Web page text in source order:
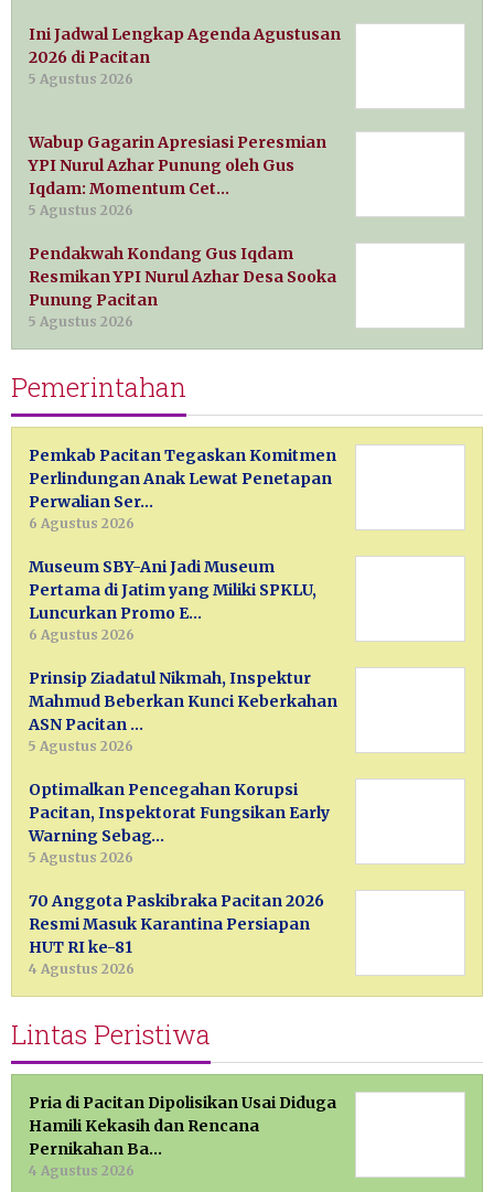
Ini Jadwal Lengkap Agenda Agustusan
2026 di Pacitan
5 Agustus 2026
Wabup Gagarin Apresiasi Peresmian
YPI Nurul Azhar Punung oleh Gus
Iqdam: Momentum Cet…
5 Agustus 2026
Pendakwah Kondang Gus Iqdam
Resmikan YPI Nurul Azhar Desa Sooka
Punung Pacitan
5 Agustus 2026
Pemerintahan
Pemkab Pacitan Tegaskan Komitmen
Perlindungan Anak Lewat Penetapan
Perwalian Ser…
6 Agustus 2026
Museum SBY-Ani Jadi Museum
Pertama di Jatim yang Miliki SPKLU,
Luncurkan Promo E…
6 Agustus 2026
Prinsip Ziadatul Nikmah, Inspektur
Mahmud Beberkan Kunci Keberkahan
ASN Pacitan …
5 Agustus 2026
Optimalkan Pencegahan Korupsi
Pacitan, Inspektorat Fungsikan Early
Warning Sebag…
5 Agustus 2026
70 Anggota Paskibraka Pacitan 2026
Resmi Masuk Karantina Persiapan
HUT RI ke-81
4 Agustus 2026
Lintas Peristiwa
Pria di Pacitan Dipolisikan Usai Diduga
Hamili Kekasih dan Rencana
Pernikahan Ba…
4 Agustus 2026